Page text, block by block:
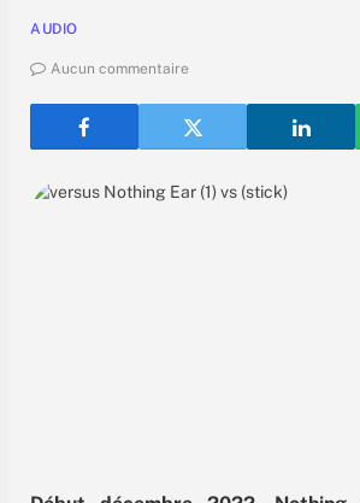
AUDIO
Aucun commentaire